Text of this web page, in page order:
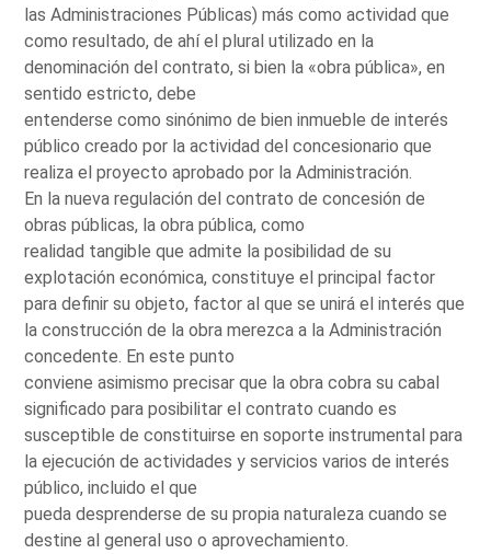
las Administraciones Públicas) más como actividad que
como resultado, de ahí el plural utilizado en la
denominación del contrato, si bien la «obra pública», en
sentido estricto, debe
entenderse como sinónimo de bien inmueble de interés
público creado por la actividad del concesionario que
realiza el proyecto aprobado por la Administración.
En la nueva regulación del contrato de concesión de
obras públicas, la obra pública, como
realidad tangible que admite la posibilidad de su
explotación económica, constituye el principal factor
para definir su objeto, factor al que se unirá el interés que
la construcción de la obra merezca a la Administración
concedente. En este punto
conviene asimismo precisar que la obra cobra su cabal
significado para posibilitar el contrato cuando es
susceptible de constituirse en soporte instrumental para
la ejecución de actividades y servicios varios de interés
público, incluido el que
pueda desprenderse de su propia naturaleza cuando se
destine al general uso o aprovechamiento.